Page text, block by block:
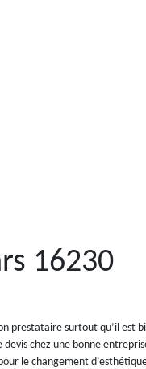
16230
prestataire surtout qu’il est
devis chez une bonne
le changement